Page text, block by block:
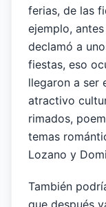
ferias, de las
ejemplo,
declamó a
fiestas, eso
llegaron a ser
atractivo
rimados,
temas
Lozano y
También
que después